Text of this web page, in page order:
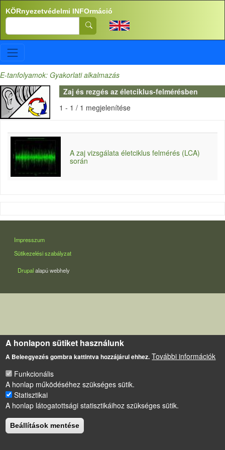
Ugrás a tartalomra
KÖRnyezetvédelmi INFOrmáció
Search
E-tanfolyamok: Gyakorlati alkalmazás
Zaj és rezgés az életciklus-felmérésben
1 - 1 / 1 megjelenítése
A zaj vizsgálata életciklus felmérés (LCA)
során
LÁBLÉC
Impresszum
Sütikezelési szabályzat
Drupalalapú webhely
A honlapon sütiket használunk
A Beleegyezés gombra kattintva hozzájárul ehhez. További információk
Funkcionális
A honlap működéséhez szükséges sütik.
Statisztikai
A honlap látogatottsági statisztikáihoz szükséges sütik.
Beállítások mentése